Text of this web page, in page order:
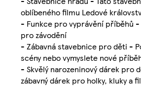
oblíbeného filmu Ledové
- Funkce pro vyprávění příběhů
pro závodění
- Zábavná stavebnice pro děti -
scény nebo vymyslete nové
- Skvělý narozeninový dárek pro
zábavný dárek pro holky, kluky a